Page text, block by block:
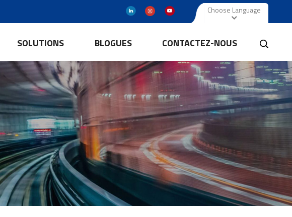
Choose Language
SOLUTIONS BLOGUES CONTACTEZ-NOUS